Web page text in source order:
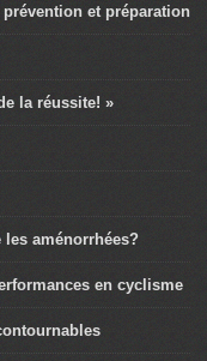
et préparation
la réussite! »
aménorrhées?
en cyclisme